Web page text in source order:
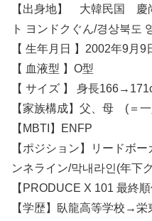
【出身地】 大韓民国 慶
ト ヨンドクぐん/경상북도
【 生年月日 】2002年9月9
【 血液型 】O型
【 サイズ 】 身長
【家族構成】父、母 (＝
【MBTI】ENFP
【ポジション】リードボ
ンネライン/막내라인(年下
【PRODUCE X 101 最終
【学歴】臥龍高等学校→